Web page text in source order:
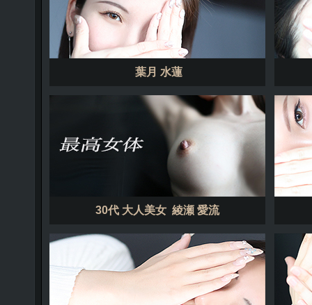
葉月 水蓮
30代 大人美女 綾瀬 愛流